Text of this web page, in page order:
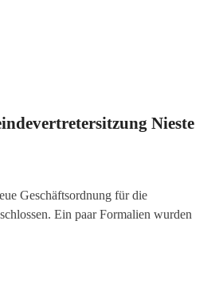
Nieste
Geschäftsordnung für die
Ein paar Formalien wurden